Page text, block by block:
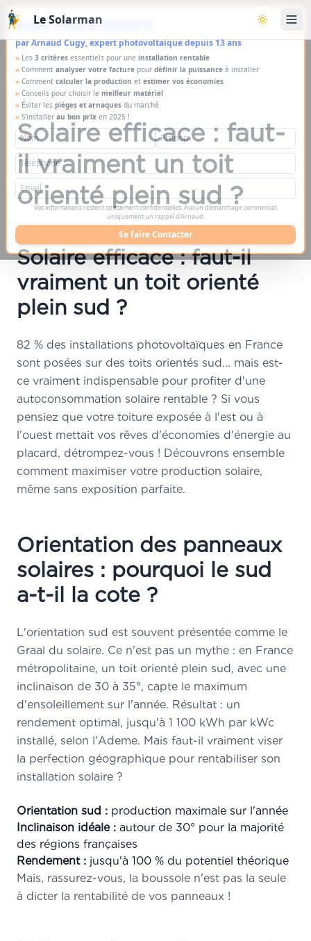
×
Étude solaire OFFERTE
par Arnaud Cugy, expert photovoltaïque depuis 13 ans
» Les 3 critères essentiels pour une installation rentable
» Comment analyser votre facture pour définir la puissance à installer
» Comment calculer la production et estimer vos économies
» Conseils pour choisir le meilleur matériel
» Éviter les pièges et arnaques du marché
» S'installer au bon prix en 2025 !
Vos informations restent strictement confidentielles. Aucun démarchage commercial,
uniquement un rappel d'Arnaud.
Se faire Contacter
Aller au contenu principal
Le Solarman Basculer
Solaire efficace : faut-
il vraiment un toit
orienté plein sud ?
Solaire efficace : faut-il
vraiment un toit orienté
plein sud ?
82 % des installations photovoltaïques en France
sont posées sur des toits orientés sud... mais est-
ce vraiment indispensable pour profiter d'une
autoconsommation solaire rentable ? Si vous
pensiez que votre toiture exposée à l'est ou à
l'ouest mettait vos rêves d'économies d'énergie au
placard, détrompez-vous ! Découvrons ensemble
comment maximiser votre production solaire,
même sans exposition parfaite.
Orientation des panneaux
solaires : pourquoi le sud
a-t-il la cote ?
L'orientation sud est souvent présentée comme le
Graal du solaire. Ce n'est pas un mythe : en France
métropolitaine, un toit orienté plein sud, avec une
inclinaison de 30 à 35°, capte le maximum
d'ensoleillement sur l'année. Résultat : un
rendement optimal, jusqu'à 1 100 kWh par kWc
installé, selon l'Ademe. Mais faut-il vraiment viser
la perfection géographique pour rentabiliser son
installation solaire ?
Orientation sud : production maximale sur l'année
Inclinaison idéale : autour de 30° pour la majorité
des régions françaises
Rendement : jusqu'à 100 % du potentiel théorique
Mais, rassurez-vous, la boussole n'est pas la seule
à dicter la rentabilité de vos panneaux !